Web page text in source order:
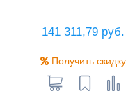
141 311,79 руб.
Получить скидку